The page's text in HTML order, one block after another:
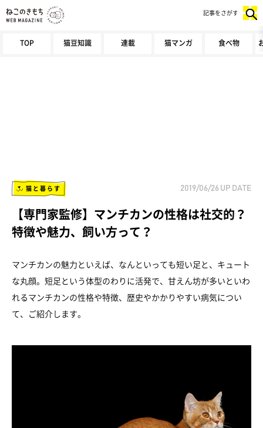
TOP 猫豆知識 連載 猫マンガ 食べ物
記事をさがす
猫と暮らす 2019/06/26 UP DATE
【専門家監修】マンチカンの性格は社交的？
特徴や魅力、飼い方って？
マンチカンの魅力といえば、なんといっても短い足と、キュート
な丸顔。短足という体型のわりに活発で、甘えん坊が多いといわ
れるマンチカンの性格や特徴、歴史やかかりやすい病気につい
て、ご紹介します。